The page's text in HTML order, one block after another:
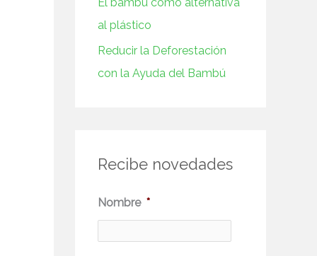
al plástico
Reducir la Deforestación
con la Ayuda del Bambú
Recibe novedades
Nombre *
o